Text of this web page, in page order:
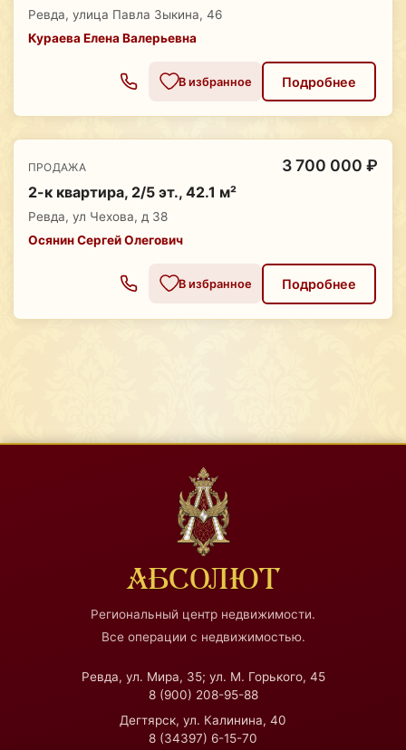
Ревда, улица Павла Зыкина, 46
Кураева Елена Валерьевна
В избранное Подробнее
ПРОДАЖА 3 700 000 ₽
2-к квартира, 2/5 эт., 42.1 м²
Ревда, ул Чехова, д 38
Осянин Сергей Олегович
В избранное Подробнее
АБСОЛЮТ
Региональный центр недвижимости.
Все операции с недвижимостью.
Ревда, ул. Мира, 35; ул. М. Горького, 45
8 (900) 208-95-88
Дегтярск, ул. Калинина, 40
8 (34397) 6-15-70